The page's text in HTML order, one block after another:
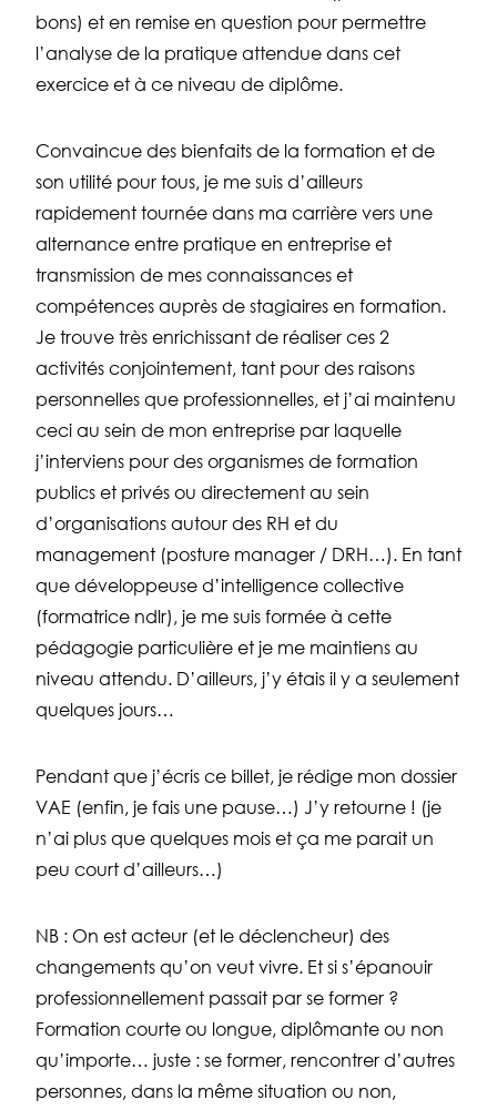
bons) et en remise en question pour permettre
l’analyse de la pratique attendue dans cet
exercice et à ce niveau de diplôme.
Convaincue des bienfaits de la formation et de
son utilité pour tous, je me suis d’ailleurs
rapidement tournée dans ma carrière vers une
alternance entre pratique en entreprise et
transmission de mes connaissances et
compétences auprès de stagiaires en formation.
Je trouve très enrichissant de réaliser ces 2
activités conjointement, tant pour des raisons
personnelles que professionnelles, et j’ai maintenu
ceci au sein de mon entreprise par laquelle
j’interviens pour des organismes de formation
publics et privés ou directement au sein
d’organisations autour des RH et du
management (posture manager / DRH…). En tant
que développeuse d’intelligence collective
(formatrice ndlr), je me suis formée à cette
pédagogie particulière et je me maintiens au
niveau attendu. D’ailleurs, j’y étais il y a seulement
quelques jours…
Pendant que j’écris ce billet, je rédige mon dossier
VAE (enfin, je fais une pause…) J’y retourne ! (je
n’ai plus que quelques mois et ça me parait un
peu court d’ailleurs…)
NB : On est acteur (et le déclencheur) des
changements qu’on veut vivre. Et si s’épanouir
professionnellement passait par se former ?
Formation courte ou longue, diplômante ou non
qu’importe… juste : se former, rencontrer d’autres
personnes, dans la même situation ou non,